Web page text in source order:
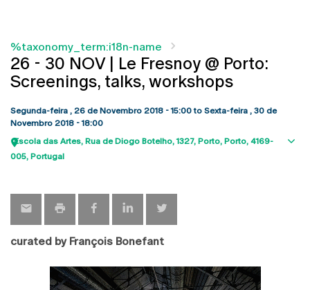
%taxonomy_term:i18n-name
26 - 30 NOV | Le Fresnoy @ Porto:
Screenings, talks, workshops
Segunda-feira , 26 de Novembro 2018 - 15:00to Sexta-feira , 30 de
Novembro 2018 - 18:00
Escola das Artes Rua de Diogo Botelho, 1327 Porto Porto 4169-
005 Portugal
curated by François Bonefant